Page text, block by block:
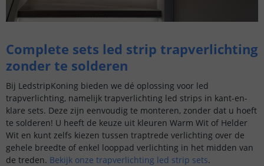
Complete sets led strip trapverlichting
zonder te solderen
Bij LedstripKoning bieden we dé oplossing voor led
trapverlichting, namelijk trapverlichting led strips in kant-en-
klare sets. Deze zijn eenvoudig te monteren, zonder dat u hoeft
te solderen! U heeft de keuze uit kleuren Warm Wit of Helder
Wit en kunt zelfs kiezen tussen traptrede verlichting over de
gehele breedte of enkel looppad verlichting in het midden van
de treden. Bekijk onze trapverlichting led strip sets.